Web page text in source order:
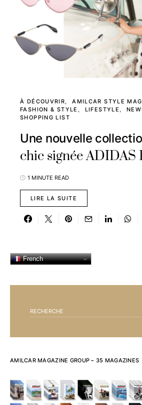
À DÉCOUVRIR
AMILCAR STYLE
FASHION & STYLE
LIFESTYLE
SHOPPING LIST
Une nouvelle
chic signée ADIDAS
1 MINUTE READ
LIRE LA SUITE
French
AMILCAR MAGAZINE GROUP – 35 MAGAZINES